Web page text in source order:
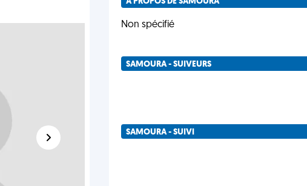
Non spécifié
SAMOURA - SUIVEURS
SAMOURA - SUIVI